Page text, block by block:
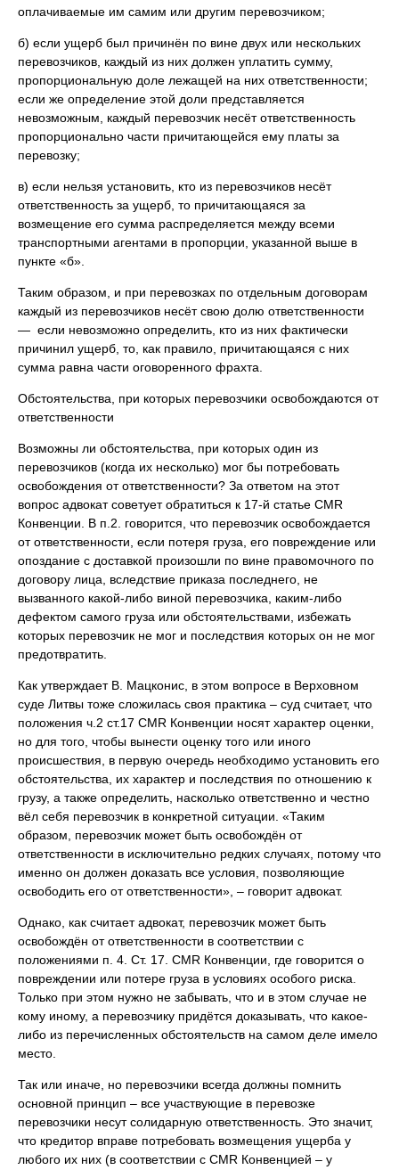
оплачиваемые им самим или другим перевозчиком;
б) если ущерб был причинён по вине двух или нескольких
перевозчиков, каждый из них должен уплатить сумму,
пропорциональную доле лежащей на них ответственности;
если же определение этой доли представляется
невозможным, каждый перевозчик несёт ответственность
пропорционально части причитающейся ему платы за
перевозку;
в) если нельзя установить, кто из перевозчиков несёт
ответственность за ущерб, то причитающаяся за
возмещение его сумма распределяется между всеми
транспортными агентами в пропорции, указанной выше в
пункте «б».
Таким образом, и при перевозках по отдельным договорам
каждый из перевозчиков несёт свою долю ответственности
— если невозможно определить, кто из них фактически
причинил ущерб, то, как правило, причитающаяся с них
сумма равна части оговоренного фрахта.
Обстоятельства, при которых перевозчики освобождаются от
ответственности
Возможны ли обстоятельства, при которых один из
перевозчиков (когда их несколько) мог бы потребовать
освобождения от ответственности? За ответом на этот
вопрос адвокат советует обратиться к 17-й статье CMR
Конвенции. В п.2. говорится, что перевозчик освобождается
от ответственности, если потеря груза, его повреждение или
опоздание с доставкой произошли по вине правомочного по
договору лица, вследствие приказа последнего, не
вызванного какой-либо виной перевозчика, каким-либо
дефектом самого груза или обстоятельствами, избежать
которых перевозчик не мог и последствия которых он не мог
предотвратить.
Как утверждает В. Мацконис, в этом вопросе в Верховном
суде Литвы тоже сложилась своя практика – суд считает, что
положения ч.2 ст.17 CMR Конвенции носят характер оценки,
но для того, чтобы вынести оценку того или иного
происшествия, в первую очередь необходимо установить его
обстоятельства, их характер и последствия по отношению к
грузу, а также определить, насколько ответственно и честно
вёл себя перевозчик в конкретной ситуации. «Таким
образом, перевозчик может быть освобождён от
ответственности в исключительно редких случаях, потому что
именно он должен доказать все условия, позволяющие
освободить его от ответственности», – говорит адвокат.
Однако, как считает адвокат, перевозчик может быть
освобождён от ответственности в соответствии с
положениями п. 4. Ст. 17. CMR Конвенции, где говорится о
повреждении или потере груза в условиях особого риска.
Только при этом нужно не забывать, что и в этом случае не
кому иному, а перевозчику придётся доказывать, что какое-
либо из перечисленных обстоятельств на самом деле имело
место.
Так или иначе, но перевозчики всегда должны помнить
основной принцип – все участвующие в перевозке
перевозчики несут солидарную ответственность. Это значит,
что кредитор вправе потребовать возмещения ущерба у
любого их них (в соответствии с CMR Конвенцией – у